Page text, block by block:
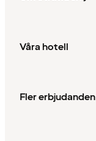
Våra hotell
Fler erbjudanden